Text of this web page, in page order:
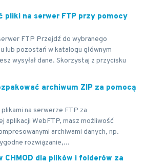
pliki na serwer FTP przy pomocy
FTP Przejdź do wybranego
lub pozostań w katalogu głównym
wysyłał dane. Skorzystaj z przycisku
archiwum ZIP za pomocą
na serwerze FTP za
aplikacji WebFTP, masz możliwość
archiwami danych, np.
rozwiązanie,...
CHMOD dla plików i folderów za